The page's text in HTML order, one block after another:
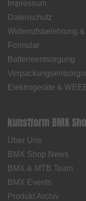
Impressum
Datenschutz
Widerrufsbelehrung &
Formular
Batterieentsorgung
Elektrogeräte &
kunstform BMX
Über Uns
BMX Shop News
BMX & MTB Team
BMX Events
Produkt Archiv